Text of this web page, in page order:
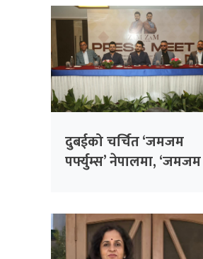
दुबईको चर्चित ‘जमजम
पर्फ्युम्स’ नेपालमा, ‘जमजम